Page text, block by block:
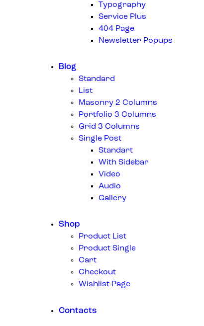
Typography
Service Plus
404 Page
Newsletter Popups
Blog
Standard
List
Masonry 2 Columns
Portfolio 3 Columns
Grid 3 Columns
Single Post
Standart
With Sidebar
Video
Audio
Gallery
Shop
Product List
Product Single
Cart
Checkout
Wishlist Page
Contacts